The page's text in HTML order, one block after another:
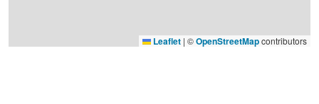
Leaflet | ©OpenStreetMapcontributors